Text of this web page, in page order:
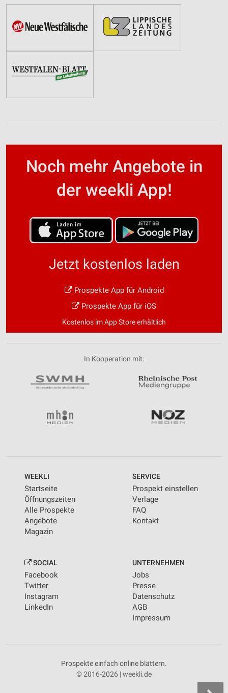
Noch mehr Angebote in
der weekli App!
Jetzt kostenlos laden
Prospekte App für Android
Prospekte App für iOS
Kostenlos im App Store erhältlich
In Kooperation mit:
WEEKLI
Startseite
Öffnungszeiten
Alle Prospekte
Angebote
Magazin
SERVICE
Prospekt einstellen
Verlage
FAQ
Kontakt
SOCIAL
Facebook
Twitter
Instagram
LinkedIn
UNTERNEHMEN
Jobs
Presse
Datenschutz
AGB
Impressum
Prospekte einfach online blättern.
© 2016-2026 | weekli.de